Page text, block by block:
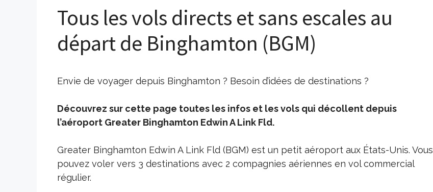
Tous les vols directs et sans escales au
départ de Binghamton (BGM)
Envie de voyager depuis Binghamton ? Besoin d’idées de destinations ?
Découvrez sur cette page toutes les infos et les vols qui décollent depuis
l’aéroport Greater Binghamton Edwin A Link Fld.
Greater Binghamton Edwin A Link Fld (BGM) est un petit aéroport aux États-Unis. Vous
pouvez voler vers 3 destinations avec 2 compagnies aériennes en vol commercial
régulier.